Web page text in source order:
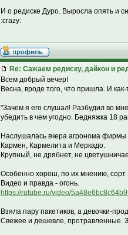
И о редиске Дуро. Выросла опять и
:crazy:
Re: Сажаем редиску, дайкон и
Всем добрый вечер!
Весна, вроде того, что пришла. И
"Зачем я его слушал! Разбудил во
убедить в чем угодно. Бедняжка 18
Наслушалась вчера агронома фирмы
Кармен, Кармелита и Меркадо.
Крупный, не дрябнет, не
Особенно хорош, по их мнению, сорт
Видео и правда - огонь.
https://rutube.ru/video/
Взяла пару пакетиков, а девочки-
Свежее и дешевле, протравленные.